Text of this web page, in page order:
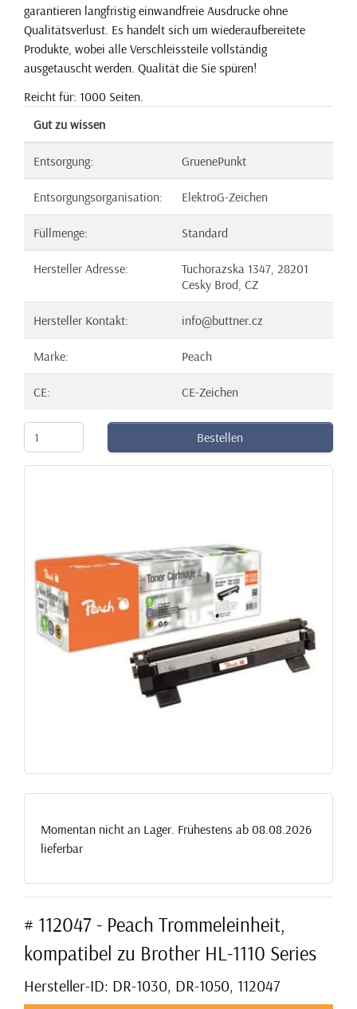
garantieren langfristig einwandfreie Ausdrucke ohne
Qualitätsverlust. Es handelt sich um wiederaufbereitete
Produkte, wobei alle Verschleissteile vollständig
ausgetauscht werden. Qualität die Sie spüren!
Reicht für: 1000 Seiten.
Gut zu wissen
Entsorgung: GruenePunkt
Entsorgungsorganisation: ElektroG-Zeichen
Füllmenge: Standard
Hersteller Adresse:
Tuchorazska 1347, 28201
Cesky Brod, CZ
Hersteller Kontakt: info@buttner.cz
Marke: Peach
CE: CE-Zeichen
Bestellen
Momentan nicht an Lager. Frühestens ab 08.08.2026
lieferbar
# 112047 - Peach Trommeleinheit,
kompatibel zu Brother HL-1110 Series
Hersteller-ID: DR-1030, DR-1050, 112047